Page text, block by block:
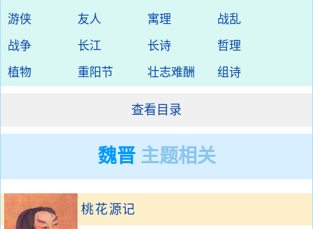
游侠
友人 寓理
战乱
战争
长江 长诗
哲理
植物
重阳节 壮志难酬 组诗
查看目录
魏晋 主题相关
桃花源记